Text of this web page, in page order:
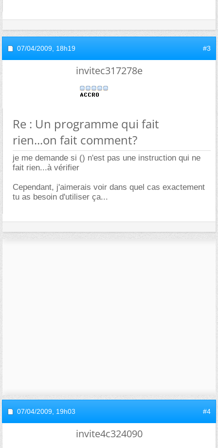
07/04/2009, 18h19 #3
invitec317278e
Re : Un programme qui fait
rien...on fait comment?
je me demande si () n'est pas une instruction qui ne
fait rien...à vérifier
Cependant, j'aimerais voir dans quel cas exactement
tu as besoin d'utiliser ça...
07/04/2009, 19h03 #4
invite4c324090